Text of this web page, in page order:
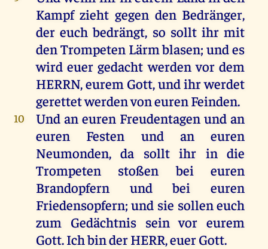
Kampfzieht gegen denBedränger,
der euch bedrängt, so sollt ihr mit
denTrompeten Lärmblasen;undes
wird euer gedacht werden vor dem
HERRN,eurem Gott,undihrwerdet
gerettetwerdenvoneurenFeinden.
10 Und an euren Freudentagenund an
euren
Festen und an
euren
Neumonden,da sollt ihr in die
Trompeten stoßen bei
euren
Brandopfern
und bei
euren
Friedensopfern;und sie solleneuch
zum Gedächtnis sein vor eurem
Gott.IchbinderHERR,euerGott.